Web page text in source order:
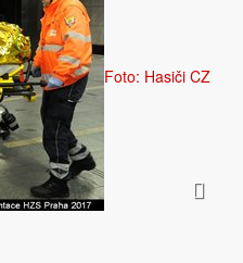
Foto: Hasiči CZ